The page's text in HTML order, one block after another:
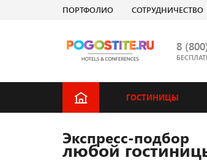
ПОРТФОЛИО СОТРУДНИЧЕСТВО
8
ГОСТИНИЦЫ
Экспресс-подбор
любой